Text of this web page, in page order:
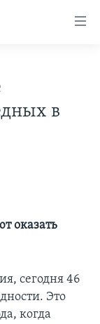
в
оказать
сегодня 46
Это
когда